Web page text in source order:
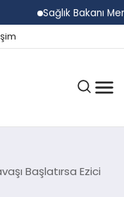
Sağlık Bakanı
Başlatırsa Ezici